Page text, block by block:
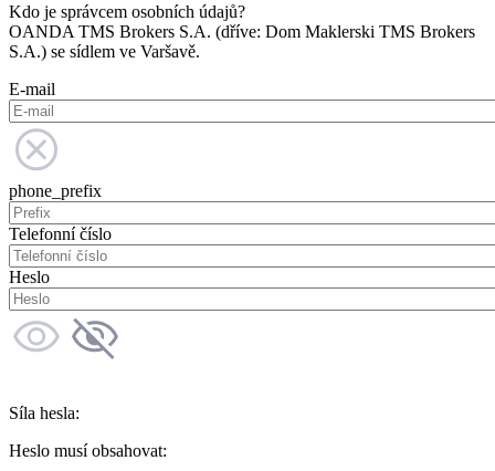
Kdo je správcem osobních údajů?
OANDA TMS Brokers S.A. (dříve: Dom Maklerski TMS Brokers
S.A.) se sídlem ve Varšavě.
E-mail
phone_prefix
Telefonní číslo
Heslo
Síla hesla:
Heslo musí obsahovat: